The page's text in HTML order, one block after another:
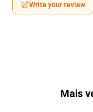
Write your review
Mais